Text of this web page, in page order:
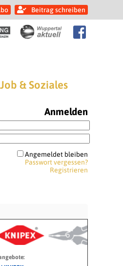
Beitrag schreiben
Job & Soziales
Anmelden
Angemeldet bleiben
Passwort vergessen?
Registrieren